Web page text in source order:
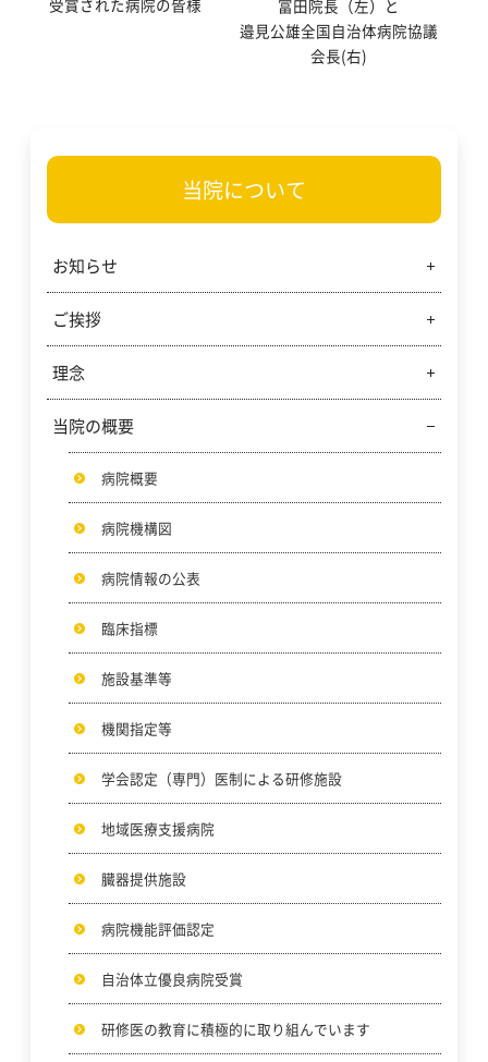
受賞された病院の皆様
冨田院長（左）と
邉見公雄全国自治体病院協議
会長(右)
当院について
お知らせ
ご寄附のお願い
ご挨拶
病院長からのご挨拶
理念
岐阜市民病院の理念
看護部の理念と基本方針
患者さんの権利と責務
岐阜市民病院で医療をうける子どもの権利
当院の概要
病院概要
病院機構図
病院情報の公表
臨床指標
施設基準等
機関指定等
学会認定（専門）医制による研修施設
地域医療支援病院
臓器提供施設
病院機能評価認定
自治体立優良病院受賞
研修医の教育に積極的に取り組んでいます